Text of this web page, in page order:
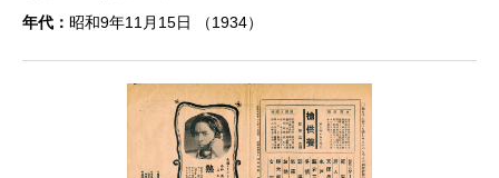
年代： 昭和9年11月15日 （1934）